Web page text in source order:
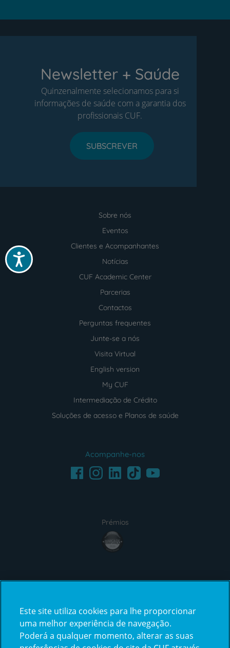
Acessibilidade
Newsletter + Saúde
Quinzenalmente selecionamos para si
informações de saúde com a garantia dos
profissionais CUF.
SUBSCREVER
Sobre nós
Eventos
Clientes e Acompanhantes
Notícias
CUF Academic Center
Parcerias
Contactos
Perguntas frequentes
Junte-se a nós
Visita Virtual
English version
My CUF
Intermediação de Crédito
Soluções de acesso e Planos de saúde
Acompanhe-nos
FacebookInstagramLinkedInTikTokYoutube
Prémios
award4
certification2certification3
Este site utiliza cookies para lhe proporcionar
uma melhor experiência de navegação.
Poderá a qualquer momento, alterar as suas